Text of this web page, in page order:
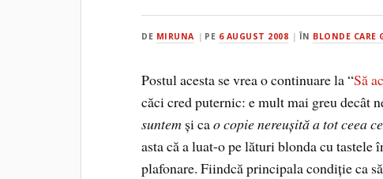
DE MIRUNA PE 6 AUGUST 2008 ÎN BLONDE CARE
Postul acesta se vrea o continuare la “Să
căci cred puternic: e mult mai greu decât
suntem şi cao copie nereuşită a tot ceea
asta că a luat-o pe lături blonda cu
plafonare. Fiindcă principala condiţie ca